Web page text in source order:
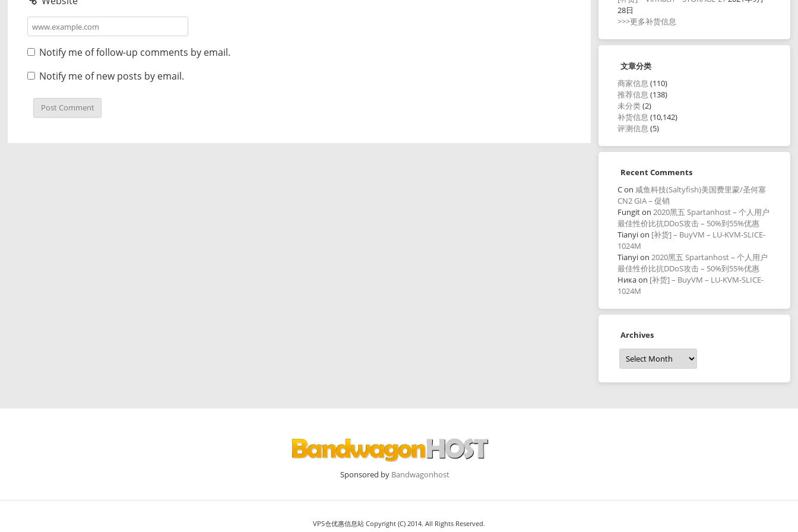
Notify me of follow-up comments by email.
Notify me of new posts by email.
28日
>>>更多补货信息
文章分类
商家信息 (110)
推荐信息 (138)
未分类(2)
补货信息 (10,142)
评测信息 (5)
Recent Comments
Con 咸鱼科技(Saltyfish)美国费里蒙/圣何塞
CN2 GIA – 促销
Fungiton2020黑五 Spartanhost – 个人用户
最佳性价比抗DDoS攻击 – 50%到55%优惠
Tianyion [补货] – BuyVM – LU-KVM-SLICE-
1024M
Tianyion2020黑五 Spartanhost – 个人用户
最佳性价比抗DDoS攻击 – 50%到55%优惠
Никаon [补货] – BuyVM – LU-KVM-SLICE-
1024M
Archives
Archives
Sponsored by Bandwagonhost
VPS仓优惠信息站 Copyright (C) 2014. All Rights Reserved.